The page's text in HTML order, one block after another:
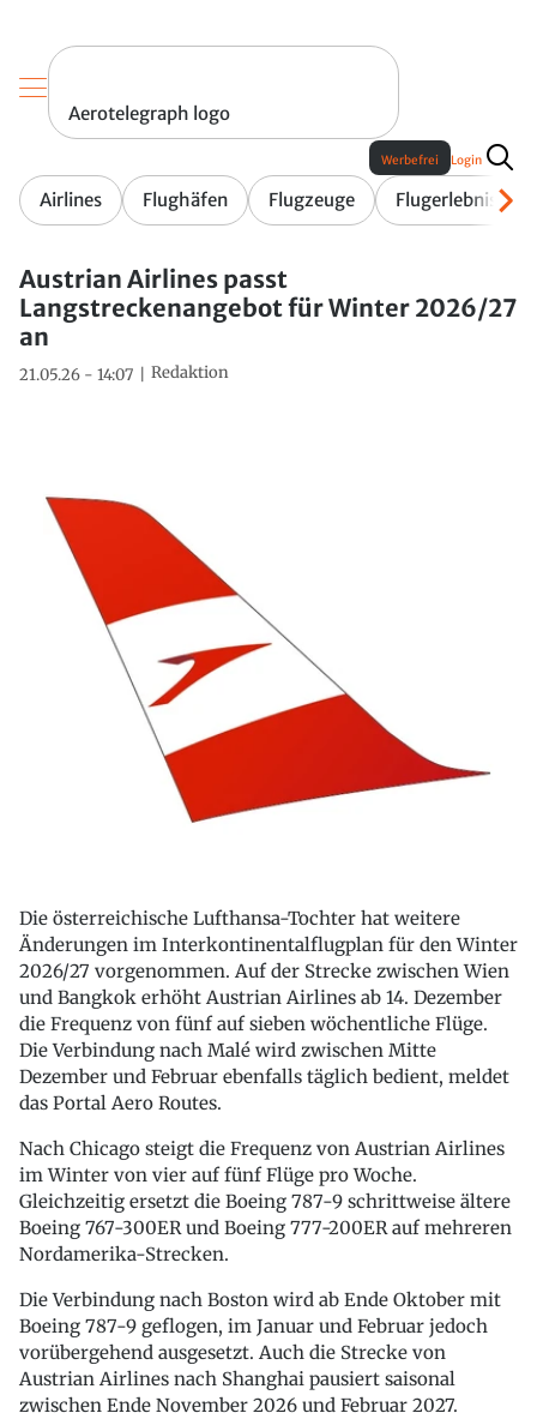
Aerotelegraph logo
Airlines Flughäfen Flugzeuge Flugerlebnis
Werbefrei Login
Austrian Airlines passt
Langstreckenangebot für Winter 2026/27
an
21.05.26 - 14:07 Redaktion
Die österreichische Lufthansa-Tochter hat weitere
Änderungen im Interkontinentalflugplan für den Winter
2026/27 vorgenommen. Auf der Strecke zwischen Wien
und Bangkok erhöht Austrian Airlines ab 14. Dezember
die Frequenz von fünf auf sieben wöchentliche Flüge.
Die Verbindung nach Malé wird zwischen Mitte
Dezember und Februar ebenfalls täglich bedient, meldet
das Portal Aero Routes.
Nach Chicago steigt die Frequenz von Austrian Airlines
im Winter von vier auf fünf Flüge pro Woche.
Gleichzeitig ersetzt die Boeing 787-9 schrittweise ältere
Boeing 767-300ER und Boeing 777-200ER auf mehreren
Nordamerika-Strecken.
Die Verbindung nach Boston wird ab Ende Oktober mit
Boeing 787-9 geflogen, im Januar und Februar jedoch
vorübergehend ausgesetzt. Auch die Strecke von
Austrian Airlines nach Shanghai pausiert saisonal
zwischen Ende November 2026 und Februar 2027.